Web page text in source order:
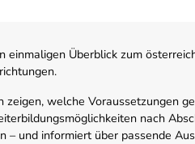
einmaligen Überblick zum
welche Voraussetzungen
nach
– und informiert über passende